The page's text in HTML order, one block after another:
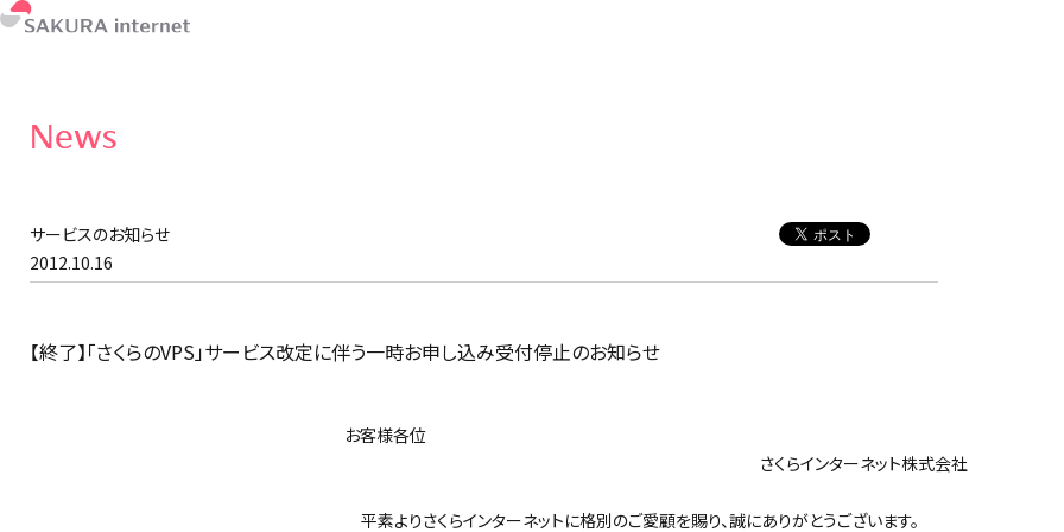
News
サービスのお知らせ
2012.10.16
【終了】「さくらのVPS」サービス改定に伴う一時お申し込み受付停止のお知らせ
お客様各位
さくらインターネット株式会社
平素よりさくらインターネットに格別のご愛顧を賜り、誠にありがとうございます。